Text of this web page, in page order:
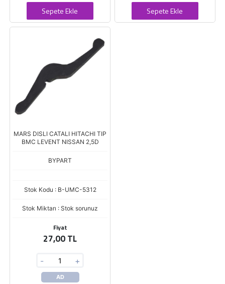
Sepete Ekle Sepete Ekle
MARS DISLI CATALI HITACHI TIP
BMC LEVENT NISSAN 2,5D
BYPART
Stok Kodu : B-UMC-5312
Stok Miktarı : Stok sorunuz
Fiyat
27,00 TL
- +
AD